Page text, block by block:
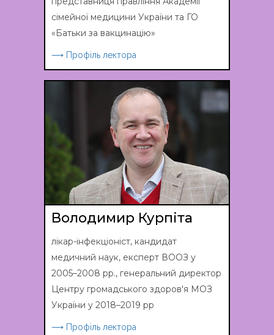
сімейної медицини України та ГО
«Батьки за вакцинацію»
⟶ Профіль лектора
Володимир Курпіта
лікар-інфекціоніст, кандидат
медичний наук, експерт ВООЗ у
2005–2008 рр., генеральний директор
Центру громадського здоров'я МОЗ
України у 2018–2019 рр
⟶ Профіль лектора